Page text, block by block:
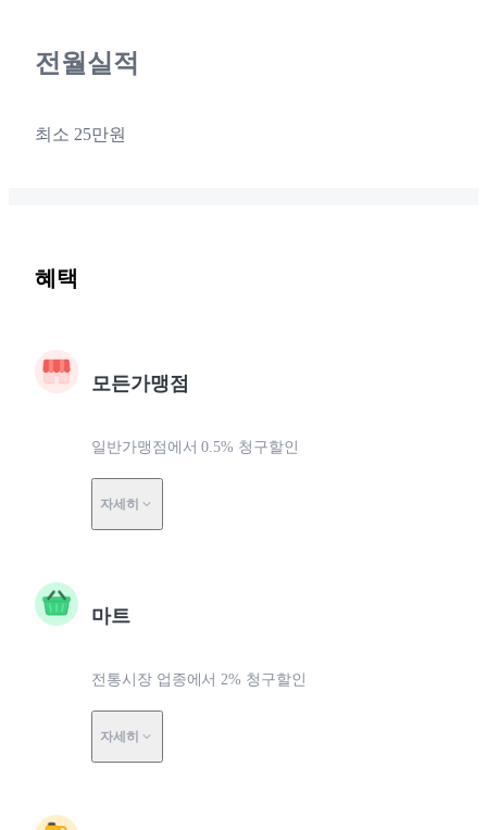
전월실적
최소 25만원
혜택
모든가맹점
일반가맹점에서 0.5% 청구할인
자세히
마트
전통시장 업종에서 2% 청구할인
자세히